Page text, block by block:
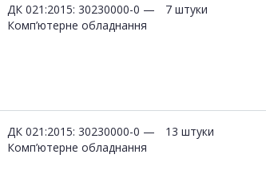
ДК 021:2015: 30230000-0 —
Комп’ютерне обладнання
7 штуки
ДК 021:2015: 30230000-0 —
Комп’ютерне обладнання
13 штуки